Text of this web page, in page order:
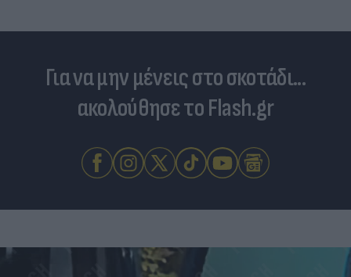
Για να μην μένεις στο σκοτάδι...
ακολούθησε το Flash.gr